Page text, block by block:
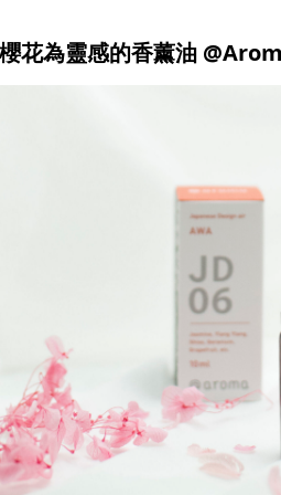
花為靈感的香薰油